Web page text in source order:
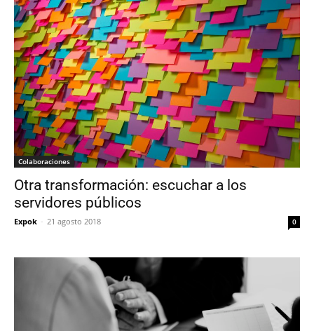
Colaboraciones
Otra transformación: escuchar a los
servidores públicos
Expok - 21 agosto 2018 0